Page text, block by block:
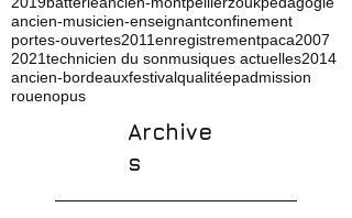
ancien-musicien-enseignantconfinement
portes-ouvertes2011enregistrementpaca2007
2021technicien du sonmusiques actuelles2014
ancien-bordeauxfestivalqualitéepadmission
rouenopus
Archive
s